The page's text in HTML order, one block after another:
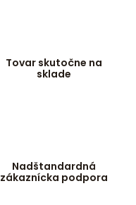
Tovar skutočne na
sklade
Nadštandardná
zákaznícka podpora